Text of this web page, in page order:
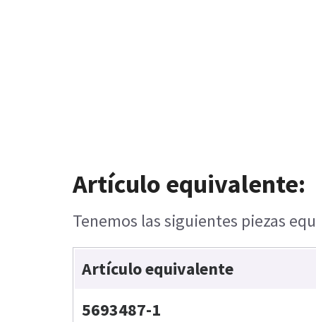
Artículo equivalente:
Tenemos las siguientes piezas
Artículo equivalente
5693487-1